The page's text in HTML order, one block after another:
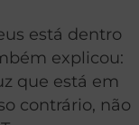
está dentro
explicou:
que está em
contrário, não